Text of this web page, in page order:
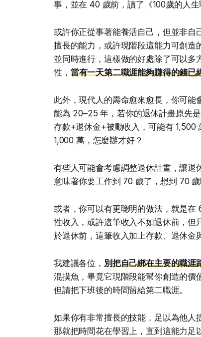
事，並在 40 歲前，讀了《100歲的人
或許你正從事著能養活自己，但並非
擅長的能力，或許現階段這能力可創造
並同時進行，這樣做的好處除了可以
性， 當有一天第二職涯能夠賺得的錢已
此外，現代人的壽命愈來愈長，你可
能為 20–25 年，若你的退休計畫原先
存款+退休金+被動收入，可能有
1,000 萬，怎麼辦才好？
有些人可能會考慮調整退休計畫，讓
意味著你要工作到 70 歲了，想到 70
或者，你可以有更聰明的做法，就是
性收入，或許這筆收入不如退休前，
於退休前，這筆收入加上存款、退休金
我建議各位， 別把自己綁在主要的職涯
混摸魚，畢竟它現階段能幫你創造的價
但請把下班後的時間留給第二職涯。
如果你有非常擅長的技能，足以為他人
那就把時間花在學習上，直到這能力足